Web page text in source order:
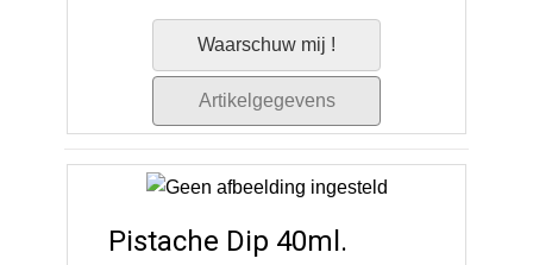
Waarschuw mij !
Artikelgegevens
Pistache Dip 40ml.